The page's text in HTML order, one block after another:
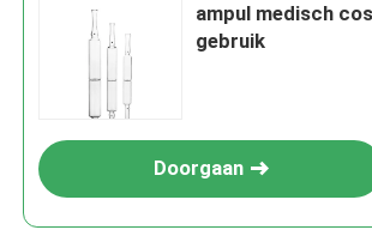
ampul medisch
gebruik
Doorgaan